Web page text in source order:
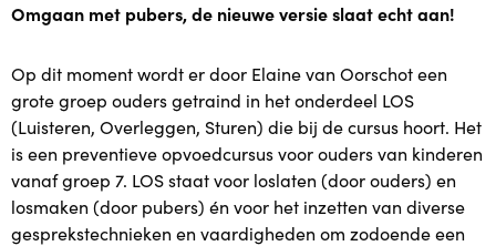
Team Twinkeltje
Manier van werken
Werken bij
Ons aanbod
Omgaan met pubers, de nieuwe versie slaat echt aan!
Op dit moment wordt er door Elaine van Oorschot een
grote groep ouders getraind in het onderdeel LOS
(Luisteren, Overleggen, Sturen) die bij de cursus hoort. Het
is een preventieve opvoedcursus voor ouders van kinderen
vanaf groep 7. LOS staat voor loslaten (door ouders) en
losmaken (door pubers) én voor het inzetten van diverse
gesprekstechnieken en vaardigheden om zodoende een